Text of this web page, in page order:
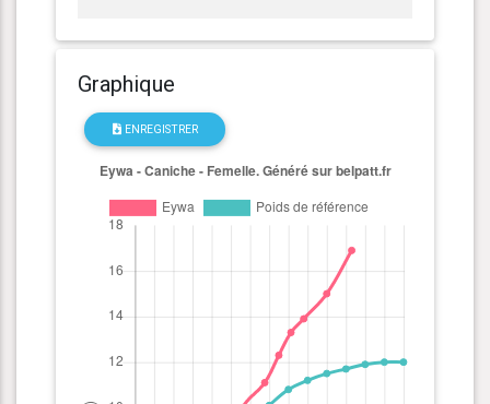
Graphique
ENREGISTRER